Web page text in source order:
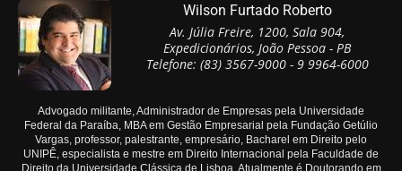
Wilson Furtado Roberto
Av. Júlia Freire, 1200, Sala 904,
Expedicionários, João Pessoa - PB
Telefone: (83) 3567-9000 - 9 9964-6000
Advogado militante, Administrador de Empresas pela Universidade
Federal da Paraíba, MBA em Gestão Empresarial pela Fundação Getúlio
Vargas, professor, palestrante, empresário, Bacharel em Direito pelo
UNIPÊ, especialista e mestre em Direito Internacional pela Faculdade de